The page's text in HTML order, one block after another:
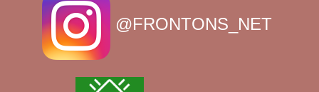
@FRONTONS_NET